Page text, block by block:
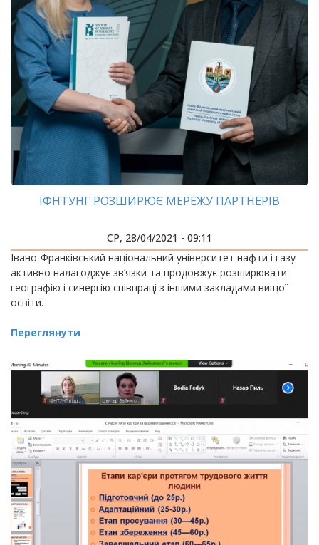
ІФНТУНГ РОЗШИРЮЄ МЕРЕЖУ ПАРТНЕРІВ
СР, 28/04/2021 - 09:11
Івано-Франківський національний університет нафти і газу
активно налагоджує зв’язки та продовжує розширювати
географію і синергію співпраці з іншими закладами вищої
освіти.
Переглянути